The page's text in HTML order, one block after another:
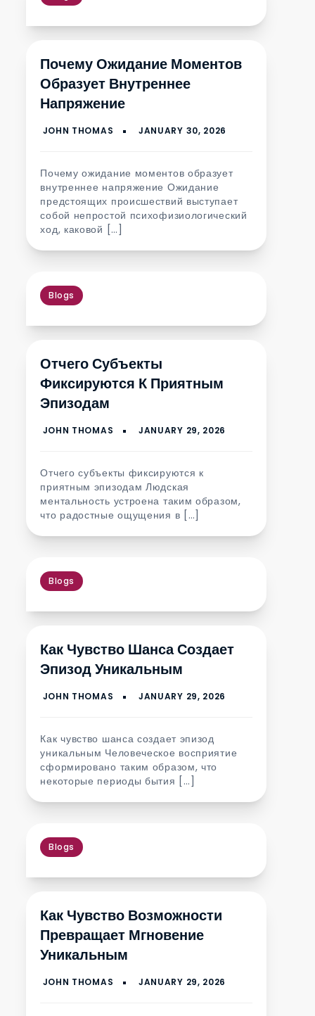
Почему Ожидание Моментов
Образует Внутреннее
Напряжение
Почему ожидание моментов образует
внутреннее напряжение Ожидание
предстоящих происшествий выступает
собой непростой психофизиологический
ход, каковой […]
Blogs
Отчего Субъекты
Фиксируются К Приятным
Эпизодам
Отчего субъекты фиксируются к
приятным эпизодам Людская
ментальность устроена таким образом,
что радостные ощущения в […]
Blogs
Как Чувство Шанса Создает
Эпизод Уникальным
Как чувство шанса создает эпизод
уникальным Человеческое восприятие
сформировано таким образом, что
некоторые периоды бытия […]
Blogs
Как Чувство Возможности
Превращает Мгновение
Уникальным